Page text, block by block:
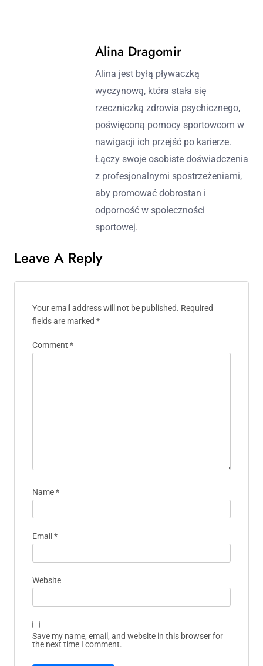
Alina Dragomir
Alina jest byłą pływaczką
wyczynową, która stała się
rzeczniczką zdrowia psychicznego,
poświęconą pomocy sportowcom w
nawigacji ich przejść po karierze.
Łączy swoje osobiste doświadczenia
z profesjonalnymi spostrzeżeniami,
aby promować dobrostan i
odporność w społeczności
sportowej.
Leave A Reply
Your email address will not be published. Required
fields are marked *
Comment *
Name*
Email *
Website
Save my name, email, and website in this browser for
the next time I comment.